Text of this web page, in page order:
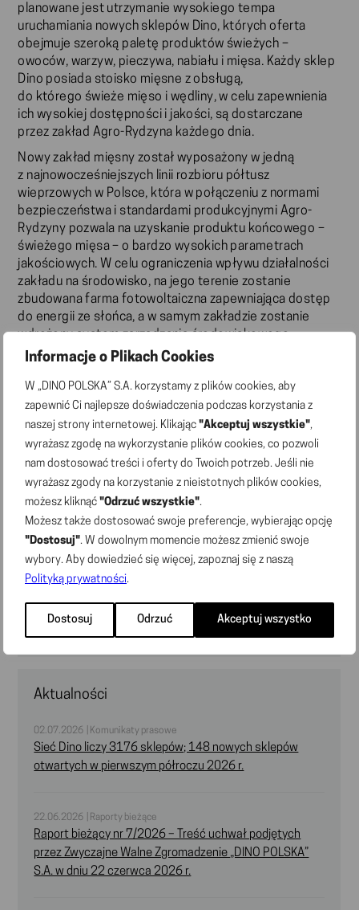
Informacje o Plikach Cookies
W „DINO POLSKA” S.A. korzystamy z plików cookies, aby
zapewnić Ci najlepsze doświadczenia podczas korzystania z
naszej strony internetowej. Klikając "Akceptuj wszystkie",
wyrażasz zgodę na wykorzystanie plików cookies, co pozwoli
nam dostosować treści i oferty do Twoich potrzeb. Jeśli nie
wyrażasz zgody na korzystanie z nieistotnych plików cookies,
możesz kliknąć "Odrzuć wszystkie".
Możesz także dostosować swoje preferencje, wybierając opcję
"Dostosuj". W dowolnym momencie możesz zmienić swoje
wybory. Aby dowiedzieć się więcej, zapoznaj się z naszą
Polityką prywatności.
Dostosuj Odrzuć Akceptuj wszystko
planowane jest utrzymanie wysokiego tempa
uruchamiania nowych sklepów Dino, których oferta
obejmuje szeroką paletę produktów świeżych –
owoców, warzyw, pieczywa, nabiału i mięsa. Każdy sklep
Dino posiada stoisko mięsne z obsługą,
do którego świeże mięso i wędliny, w celu zapewnienia
ich wysokiej dostępności i jakości, są dostarczane
przez zakład Agro-Rydzyna każdego dnia.
Nowy zakład mięsny został wyposażony w jedną
z najnowocześniejszych linii rozbioru półtusz
wieprzowych w Polsce, która w połączeniu z normami
bezpieczeństwa i standardami produkcyjnymi Agro-
Rydzyny pozwala na uzyskanie produktu końcowego –
świeżego mięsa – o bardzo wysokich parametrach
jakościowych. W celu ograniczenia wpływu działalności
zakładu na środowisko, na jego terenie zostanie
zbudowana farma fotowoltaiczna zapewniająca dostęp
do energii ze słońca, a w samym zakładzie zostanie
wdrożony system zarządzania środowiskowego
certyfikowany standardem ISO 14001.
Zakład ma powierzchnię 6,7 tys. metrów kwadratowych
i docelową możliwość przetwarzania 10 tys. półtusz
wieprzowych na dobę. Inwestycja Agro-Rydzyny
umożliwi stworzenie około 400 miejsc pracy w samym
zakładzie oraz dodatkowych miejsc pracy w firmach
współpracujących z Agro-Rydzyną, głównie w firmach
dostarczających surowiec do produkcji oraz w firmach
transportowych.
Kontakt dla mediów
e-mail:media@marketdino.pl
Aktualności
02.07.2026 | Komunikaty prasowe
Sieć Dino liczy 3176 sklepów; 148 nowych sklepów
otwartych w pierwszym półroczu 2026 r.
22.06.2026 | Raporty bieżące
Raport bieżący nr 7/2026 – Treść uchwał podjętych
przez Zwyczajne Walne Zgromadzenie „DINO POLSKA”
S.A. w dniu 22 czerwca 2026 r.